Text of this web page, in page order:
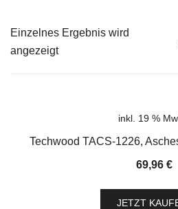
Einzelnes Ergebnis wird
angezeigt
inkl. 19 %
Techwood TACS-1226,
69,96 €
JETZT